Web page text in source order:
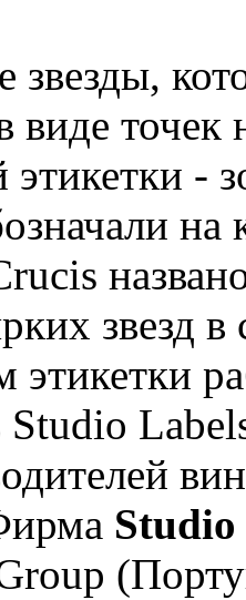
звезды,
точек
-
на
звезд
этикетки
Studio